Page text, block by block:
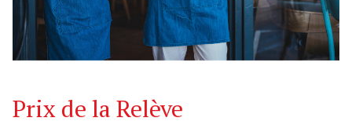
Prix de la Relève